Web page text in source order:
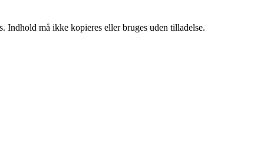
må ikke kopieres eller bruges uden tilladelse.